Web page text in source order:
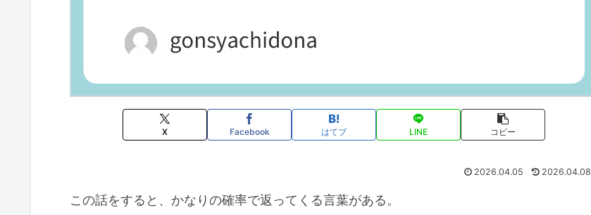
X Facebook はてブ LINE コピー
2026.04.05 2026.04.08
この話をすると、かなりの確率で返ってくる言葉がある。